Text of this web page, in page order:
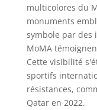
multicolores du
monuments
symbole par des
MoMA
Cette visibilité
sportifs
résistances,
Qatar en 2022.